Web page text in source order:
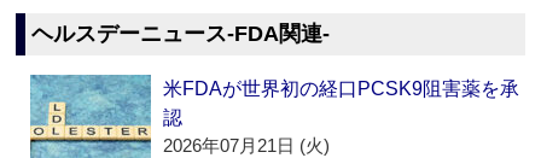
ヘルスデーニュース‐FDA関連‐
米FDAが世界初の経口PCSK9阻害薬を承
認
2026年07月21日 (火)